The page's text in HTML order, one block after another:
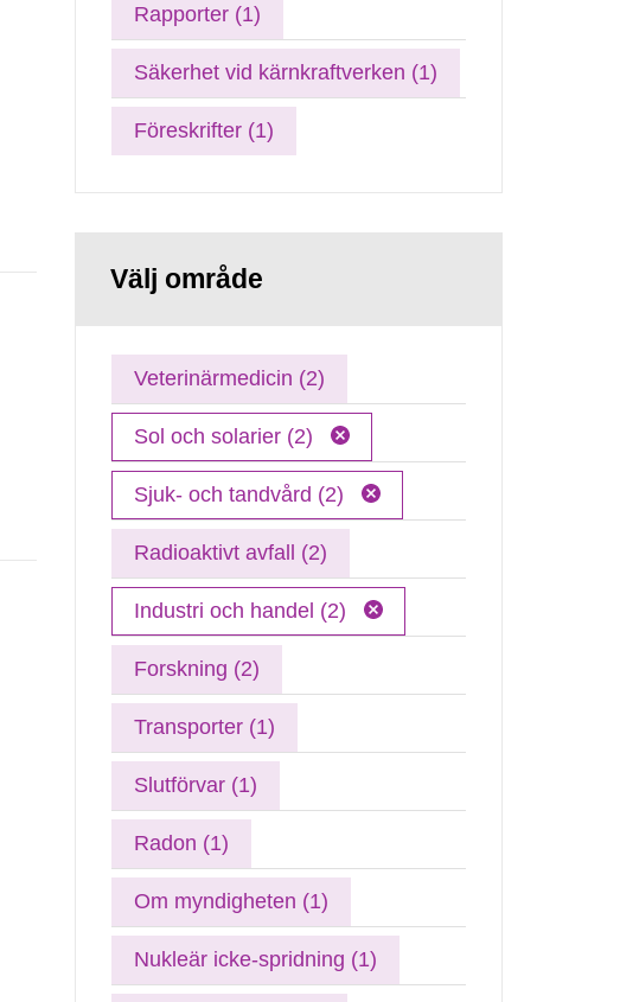
Rapporter (1)
Säkerhet vid kärnkraftverken (1)
Föreskrifter (1)
Välj område
Veterinärmedicin (2)
Sol och solarier (2)
Sjuk- och tandvård (2)
Radioaktivt avfall (2)
Industri och handel (2)
Forskning (2)
Transporter (1)
Slutförvar (1)
Radon (1)
Om myndigheten (1)
Nukleär icke-spridning (1)